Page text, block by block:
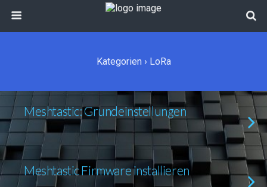
Kategorien › LoRa
Meshtastic: Grundeinstellungen
Meshtastic Firmware installieren